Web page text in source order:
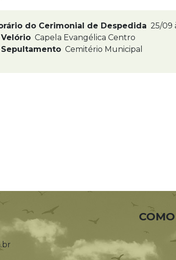
do Cerimonial de Despedida 25/09
Capela Evangélica Centro
Cemitério Municipal